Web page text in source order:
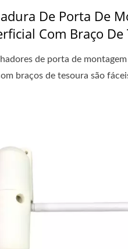
De Porta De
Com Braço De
de porta de
braços de tesoura são